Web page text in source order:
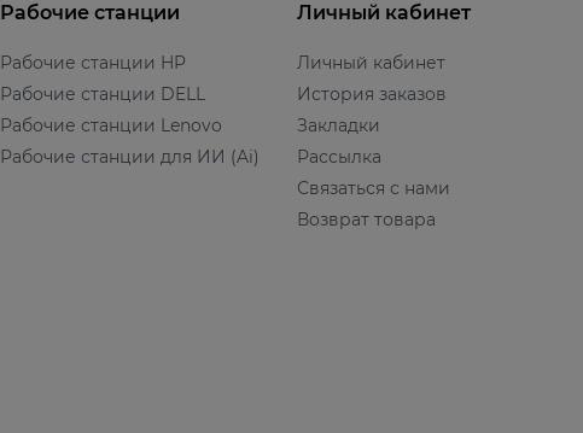
Рабочие станции
Рабочие станции HP
Рабочие станции DELL
Рабочие станции Lenovo
Рабочие станции для ИИ (Ai)
Личный кабинет
Личный кабинет
История заказов
Закладки
Рассылка
Связаться с нами
Возврат товара